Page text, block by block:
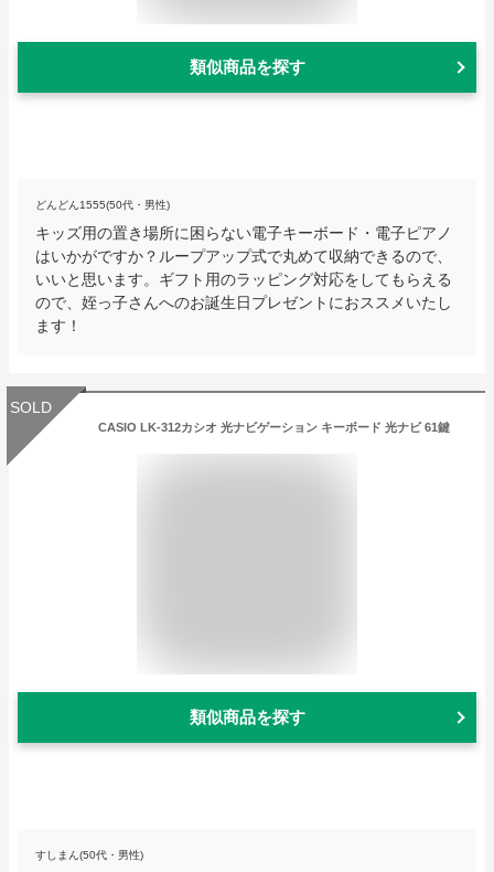
類似商品を探す
どんどん1555(50代・男性)
キッズ用の置き場所に困らない電子キーボード・電子ピアノ
はいかがですか？ループアップ式で丸めて収納できるので、
いいと思います。ギフト用のラッピング対応をしてもらえる
ので、姪っ子さんへのお誕生日プレゼントにおススメいたし
ます！
SOLD
CASIO LK-312カシオ 光ナビゲーション キーボード 光ナビ 61鍵
類似商品を探す
すしまん(50代・男性)